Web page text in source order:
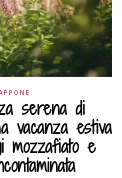
serena di
vacanza estiva
mozzafiato e